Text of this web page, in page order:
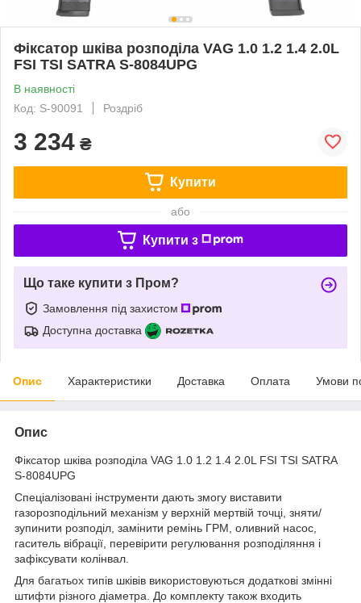
Фіксатор шківа розподіла VAG 1.0 1.2 1.4 2.0L
FSI TSI SATRA S-8084UPG
В наявності
Код: S-90091
Роздріб
3 234 ₴
Купити
або
Купити з
Що таке купити з Пром?
Замовлення під захистом
Доступна доставка
Опис Характеристики Доставка Оплата Умови
Опис
Фіксатор шківа розподіла VAG 1.0 1.2 1.4 2.0L FSI TSI SATRA
S-8084UPG
Спеціалізовані інструменти дають змогу виставити
газорозподільний механізм у верхній мертвій точці, зняти/
зупинити розподіл, замінити ремінь ГРМ, оливний насос,
гаситель вібрації, перевірити регулювання розподіляння і
зафіксувати колінвал.
Для багатьох типів шківів використовуються додаткові змінні
штифти різного діаметра. До комплекту також входить